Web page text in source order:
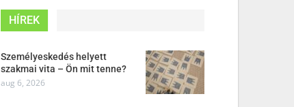
HÍREK
Személyeskedés helyett
szakmai vita – Ön mit tenne?
aug 6, 2026